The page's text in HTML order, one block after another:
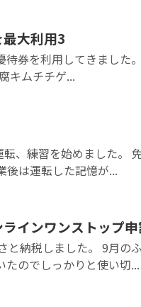
大利用3
待券を利用してきました
キムチチゲ...
、練習を始めました。
後は運転した記憶が...
インワンストップ申
と納税しました。 9月の
たのでしっかりと使い切...